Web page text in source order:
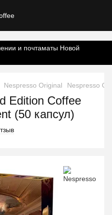
и почтаматы Новой
Nespresso Original Nespresso
Edition Coffee
(50 капсул)